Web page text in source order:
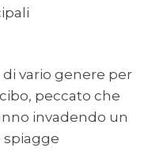
vario genere per
peccato che
invadendo un
spiagge